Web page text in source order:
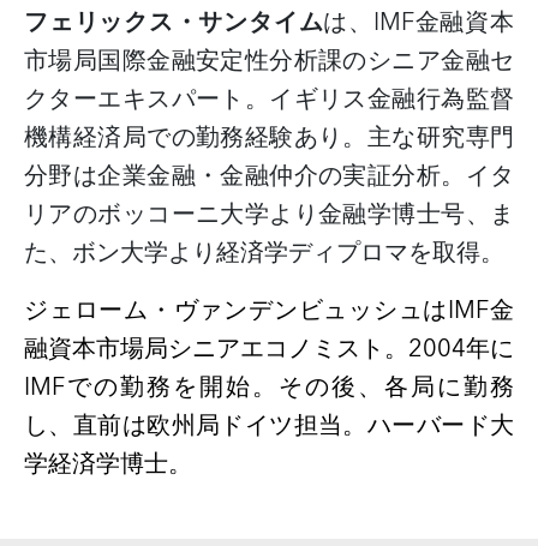
フェリックス・サンタイムは、 IMF金融資本
市場局国際金融安定性分析課のシニア金融セ
クターエキスパート。イギリス金融行為監督
機構経済局での勤務経験あり。主な研究専門
分野は企業金融・金融仲介の実証分析。イタ
リアのボッコーニ大学より金融学博士号、ま
た、ボン大学より経済学ディプロマを取得。
ジェローム・ヴァンデンビュッシュはIMF金
融資本市場局シニアエコノミスト。 2004年に
IMFでの勤務を開始。その後、各局に勤務
し、直前は欧州局ドイツ担当。ハーバード大
学経済学博士。